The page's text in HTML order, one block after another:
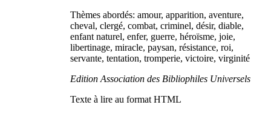
Thèmes abordés: amour, apparition, aventure,
cheval, clergé, combat, criminel, désir, diable,
enfant naturel, enfer, guerre, héroïsme, joie,
libertinage, miracle, paysan, résistance, roi,
servante, tentation, tromperie, victoire, virginité
Edition Association des Bibliophiles Universels
Texte à lire au format HTML